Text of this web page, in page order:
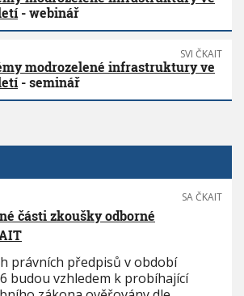
- webinář
SVI ČKAIT
modrozelené infrastruktury ve
- seminář
SA ČKAIT
části zkoušky odborné
právních předpisů v období
budou vzhledem k probíhající